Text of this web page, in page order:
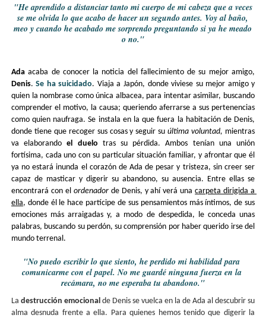
"He aprendido a distanciar tanto mi cuerpo de mi cabeza que a veces
se me olvida lo que acabo de hacer un segundo antes. Voy al baño,
meo y cuando he acabado me sorprendo preguntando si ya he meado
o no."
Ada
Denis. Se ha suicidado. Viaja a Japón, donde viviese su mejor amigo y
quien la nombrase como única albacea, para intentar asimilar, buscando
comprender el motivo, la causa; queriendo aferrarse a sus pertenencias
como quien naufraga. Se instala en la que fuera la habitación de Denis,
donde tiene que recoger sus cosas y seguir su última voluntad, mientras
va elaborando el duelo tras su pérdida. Ambos tenían una unión
fortísima, cada uno con su particular situación familiar, y afrontar que él
ya no estará inunda el corazón de Ada de pesar y tristeza, sin creer ser
capaz de masticar y digerir su abandono, su ausencia. Entre ellas se
encontrará con el ordenador de Denis, y ahí verá una carpeta dirigida a
ella, donde él le hace partícipe de sus pensamientos más íntimos, de sus
emociones más arraigadas y, a modo de despedida, le conceda unas
palabras, buscando su perdón, su comprensión por haber querido irse del
mundo terrenal.
"No puedo escribir lo que siento, he perdido mi habilidad para
comunicarme con el papel. No me guardé ninguna fuerza en la
recámara, no me esperaba tu abandono."
La destrucción emocional de Denis se vuelca en la de Ada al descubrir su
alma desnuda frente a ella. Para quienes hemos tenido que digerir la